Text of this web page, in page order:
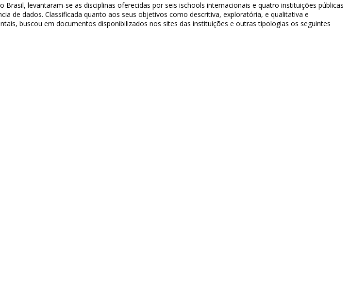
levantaram-se as disciplinas oferecidas por seis ischools internacionais e quatro instituições públicas
de dados. Classificada quanto aos seus objetivos como descritiva, exploratória, e qualitativa e
buscou em documentos disponibilizados nos sites das instituições e outras tipologias os seguintes